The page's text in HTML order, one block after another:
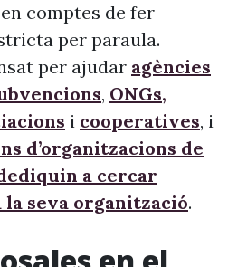
comptes de fer
per paraula.
per ajudar agències
, ONGs,
i cooperatives, i
d’organitzacions de
a cercar
seva organització.